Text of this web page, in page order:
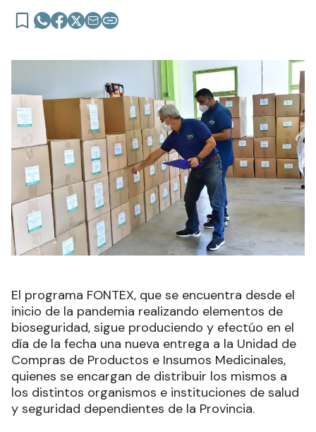
El programa FONTEX, que se encuentra desde el
inicio de la pandemia realizando elementos de
bioseguridad, sigue produciendo y efectúo en el
día de la fecha una nueva entrega a la Unidad de
Compras de Productos e Insumos Medicinales,
quienes se encargan de distribuir los mismos a
los distintos organismos e instituciones de salud
y seguridad dependientes de la Provincia.